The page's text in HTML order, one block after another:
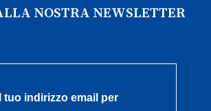
NOSTRA NEWSLETTER